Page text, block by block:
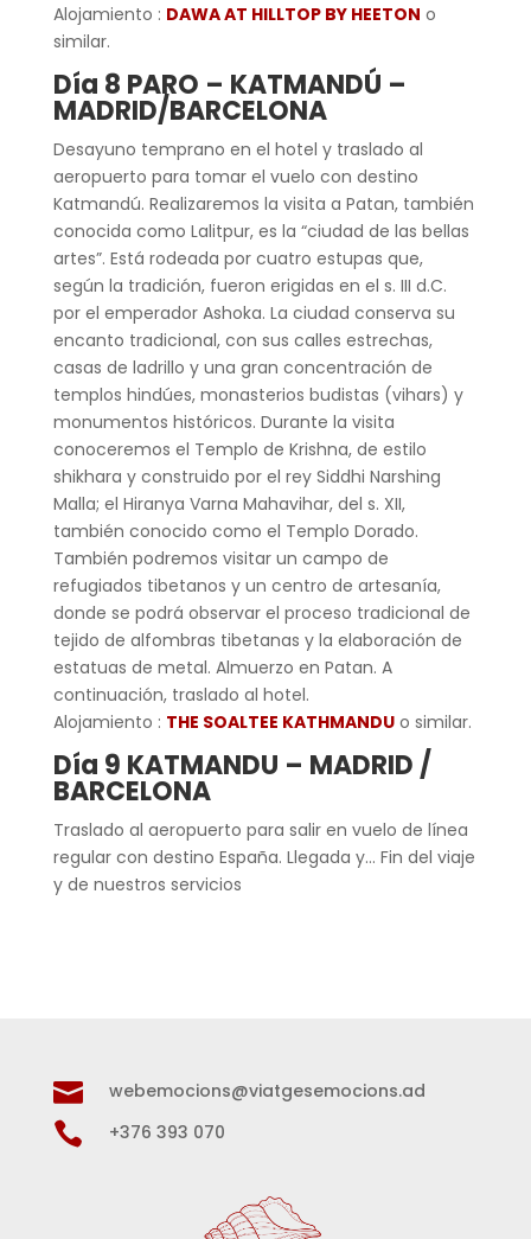
Alojamiento : DAWA AT HILLTOP BY HEETON o
similar.
Día 8 PARO – KATMANDÚ –
MADRID/BARCELONA
Desayuno temprano en el hotel y traslado al
aeropuerto para tomar el vuelo con destino
Katmandú. Realizaremos la visita a Patan, también
conocida como Lalitpur, es la “ciudad de las bellas
artes”. Está rodeada por cuatro estupas que,
según la tradición, fueron erigidas en el s. III d.C.
por el emperador Ashoka. La ciudad conserva su
encanto tradicional, con sus calles estrechas,
casas de ladrillo y una gran concentración de
templos hindúes, monasterios budistas (vihars) y
monumentos históricos. Durante la visita
conoceremos el Templo de Krishna, de estilo
shikhara y construido por el rey Siddhi Narshing
Malla; el Hiranya Varna Mahavihar, del s. XII,
también conocido como el Templo Dorado.
También podremos visitar un campo de
refugiados tibetanos y un centro de artesanía,
donde se podrá observar el proceso tradicional de
tejido de alfombras tibetanas y la elaboración de
estatuas de metal. Almuerzo en Patan. A
continuación, traslado al hotel.
Alojamiento : THE SOALTEE KATHMANDUo similar.
Día 9 KATMANDU – MADRID /
BARCELONA
Traslado al aeropuerto para salir en vuelo de línea
regular con destino España. Llegada y… Fin del viaje
y de nuestros servicios
 webemocions@viatgesemocions.ad
 +376 393 070